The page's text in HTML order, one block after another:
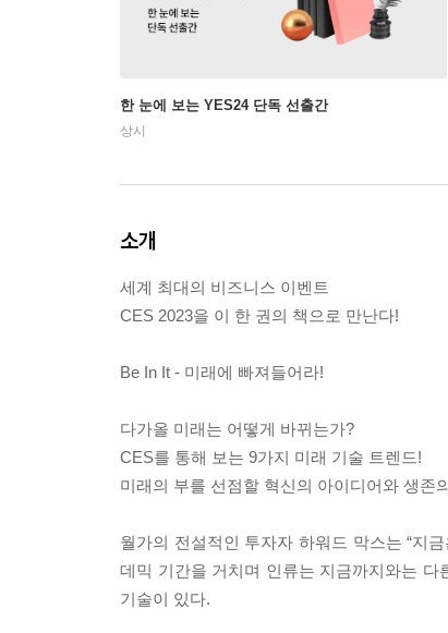
한 눈에 보는 YES24 단독 선출간
상시
소개
세계 최대의 비즈니스 이벤트
CES 2023을 이 한 권의 책으로 만난다!
Be In It - 미래에 빠져들어라!
다가올 미래는 어떻게 바뀌는가?
CES를 통해 보는 9가지 미래 기술 트렌드!
미래의 부를 선점할 혁신의 아이디어와 생존
월가의 전설적인 투자자 하워드 막스는 “지
데믹 기간을 거치며 인류는 지금까지와는
기술이 있다.